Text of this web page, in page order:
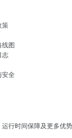
策
线图
志
安全
行时间保障及更多优